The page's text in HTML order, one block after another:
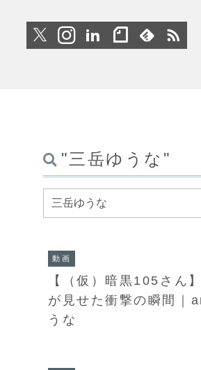
"三岳ゆうな"
動画
【（仮）暗黒105さん
が見せた衝撃の瞬間｜
うな